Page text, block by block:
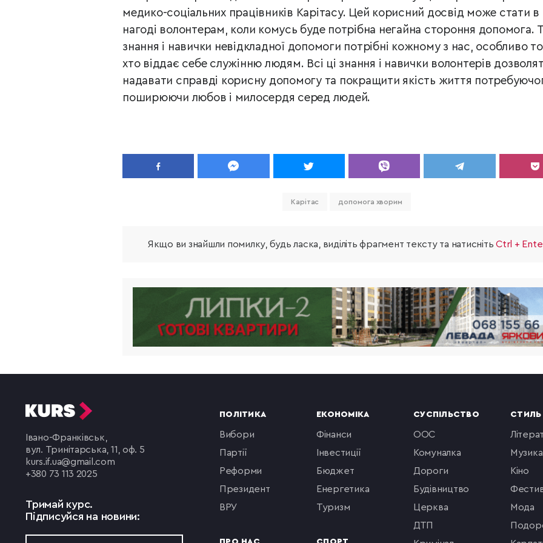
медико-соціальних працівників Карітасу. Цей корисний досвід може стати в
нагоді волонтерам, коли комусь буде потрібна негайна стороння допомога.
знання і навички невідкладної допомоги потрібні кожному з нас, особливо
хто віддає себе служінню людям. Всі ці знання і навички волонтерів
надавати справді корисну допомогу та покращити якість життя
поширюючи любов і милосердя серед людей.
Карітас допомога хворим
Якщо ви знайшли помилку, будь ласка, виділіть фрагмент тексту та натиснітьCtrl +
Івано-Франківськ,
вул. Тринітарська, 11, оф. 5
kurs.if.ua@gmail.com
+380 73 113 2025
Тримай курс.
Підписуйся на новини:
ПОЛІТИКА
вибори
партії
реформи
президент
ВРУ
ЕКОНОМІКА
фінанси
інвестиції
бюджет
енергетика
туризм
СУСПІЛЬСТВО
ООС
комуналка
Дороги
будівництво
церква
ДТП
музика
кіно
мода